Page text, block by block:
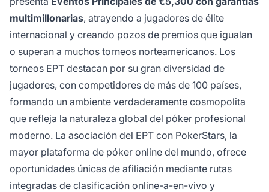
multimillonarias, atrayendo a jugadores de élite
internacional y creando pozos de premios que igualan
o superan a muchos torneos norteamericanos. Los
torneos EPT destacan por su gran diversidad de
jugadores, con competidores de más de 100 países,
formando un ambiente verdaderamente cosmopolita
que refleja la naturaleza global del póker profesional
moderno. La asociación del EPT con PokerStars, la
mayor plataforma de póker online del mundo, ofrece
oportunidades únicas de afiliación mediante rutas
integradas de clasificación online-a-en-vivo y